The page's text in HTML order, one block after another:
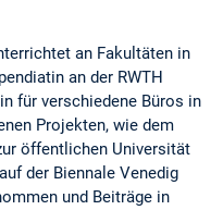
an Fakultäten in
an der RWTH
für verschiedene Büros in
Projekten, wie dem
öffentlichen Universität
der Biennale Venedig
und Beiträge in